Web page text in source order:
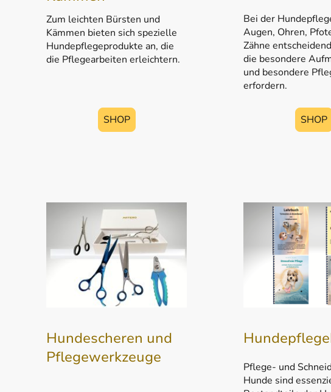
Zum leichten Bürsten und
Kämmen bieten sich spezielle
Hundepflegeprodukte an, die
die Pflegearbeiten erleichtern.
SHOP
Bei der
Augen, Ohren,
Zähne
die besondere
und besondere
erfordern.
SHOP
Hundescheren und
Pflegewerkzeuge
Pflege- und
Hunde sind